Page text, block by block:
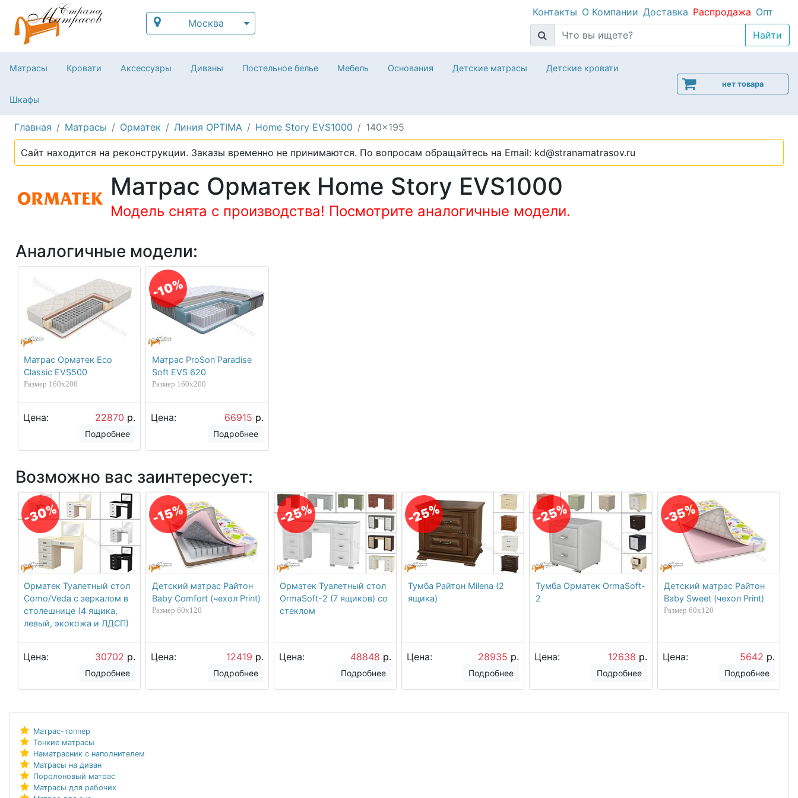
Москва
Контакты О Компании Доставка Распродажа Опт
Матрасы Кровати Аксессуары Диваны Постельное белье Мебель Основания Детские матрасы Детские кровати
Шкафы
нет товара
Главная Матрасы Орматек Линия OPTIMA Home Story EVS1000 140x195
Сайт находится на реконструкции. Заказы временно не принимаются. По вопросам обращайтесь на Email: kd@stranamatrasov.ru
Матрас Орматек Home Story EVS1000
Модель снята с производства! Посмотрите аналогичные модели.
Аналогичные модели:
Матрас Орматек Eco
Classic EVS500
Размер 160х200
Цена: 22870 р.
Подробнее
-10%
Матрас ProSon Paradise
Soft EVS 620
Размер 160х200
Цена: 66915 р.
Подробнее
Возможно вас заинтересует:
-30%
Орматек Туалетный стол
Como/Veda с зеркалом в
столешнице (4 ящика,
левый, экокожа и ЛДСП)
Цена: 30702 р.
Подробнее
-15%
Детский матрас Райтон
Baby Comfort (чехол Print)
Размер 60х120
Цена: 12419 р.
Подробнее
-25%
Орматек Туалетный стол
OrmaSoft-2 (7 ящиков) со
стеклом
Цена: 48848 р.
Подробнее
-25%
Тумба Райтон Milena (2
ящика)
Цена: 28935 р.
Подробнее
-25%
Тумба Орматек OrmaSoft-
2
Цена: 12638 р.
Подробнее
-35%
Детский матрас Райтон
Baby Sweet (чехол Print)
Размер 60х120
Цена: 5642 р.
Подробнее
Матрас-топпер
Тонкие матрасы
Наматрасник с наполнителем
Матрасы на диван
Поролоновый матрас
Матрасы для рабочих